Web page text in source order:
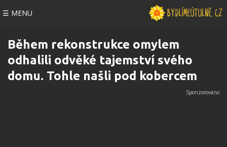
☰ MENU
Během rekonstrukce omylem
odhalili odvěké tajemství svého
domu. Tohle našli pod kobercem